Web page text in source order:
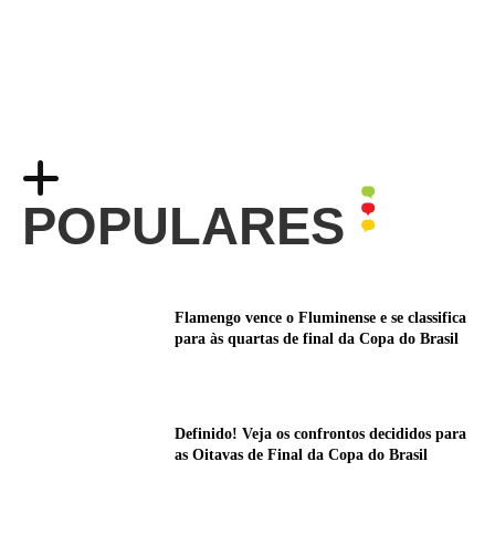
POPULARES
Flamengo vence o Fluminense e se classifica
para às quartas de final da Copa do Brasil
Definido! Veja os confrontos decididos para
as Oitavas de Final da Copa do Brasil